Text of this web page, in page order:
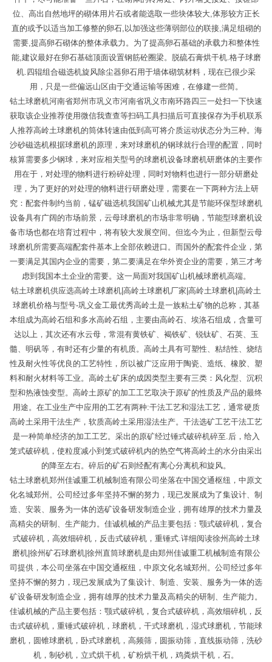
位、高出自然地坪的砌体用片石或者能选取一些块体较大,体形较方正长
直的或予以适当加工修整的卵石,以加强这些薄弱部位的联接,满足组砌的
需要,提高卵石砌体的整体承载力。为了提高卵石基础的承载力和整体性
能,建议最好在卵石基础顶面设置钢筋砼圈梁。脱硫石膏烘干机.格子球磨
机.四辊组合磁选机旋风除尘器卵石用于墙体砌筑材料，现在已很少采
用，只是一些偏远山区由于交通运输等困难，在修建一些简。
钴土球磨机河南省郑州市巩义市河南省巩义市南环路四三一处扫一下快速
获取该企业推荐使用微信我查查等扫码工具扫描后可直接保存为手机联系
人推荐高岭土球磨机的筒体转速由低到高可将介质运动状态分为三种。海
沙砂磁选机根据球磨机的原理，来对球磨机的钢球就行合理的配置，同时
核算需要多少钢球，来对应相关型号的球磨机设备球磨机研磨体的主要作
用在于，对处理的物料进行粉碎处理，同时对物料也进行一部分研磨处
理，为了更好的对处理的物料进行研磨处理，需要在一下两种方法上研
究：配套件制约当前，锰矿磁选机我国矿山机械尤其是节能环保型球磨机
设备具有广阔的市场前景，云母球磨机的市场非常明确，节能型球磨机设
备市场也都在培育过程中，将有较大发展空间。但迄今为止，但新型云母
球磨机所需要高端配套件基本上全部依赖进口。而国外的配套件企业，第
一要满足其国内企业的需要，第二要满足在华外资企业的需要，第三才考
虑到我国本土企业的需要。这一局面对我国矿山机械球磨机高端。
钴土球磨机供应选高岭土球磨机|高岭土球磨机厂家|高岭土球磨机|高岭土
球磨机价格与型号-巩义金工最优秀高岭土是一族粘土矿物的总称，其基
本组成为高岭石组和多水高岭石组，主要由高岭石、埃洛石组成，含量可
达以上，其次还有水云母，常混有黄铁矿、褐铁矿、锐钛矿、石英、玉
髓、明矾等，有时还有少量的有机质。高岭土具有可塑性、粘结性、烧结
性及耐火性等优良的工艺特性，所以被广泛应用于陶瓷、造纸、橡胶、塑
料和耐火材料等工业。高岭土矿床的成因类型主要有三类：风化型、沉积
型和热液蚀变型。高岭土原矿的加工工艺取决于原矿的性质及产品的最终
用途。在工业生产中应用的工艺有两种:干法工艺和湿法工艺，通常硬质
高岭土采用干法生产，软质高岭土采用湿法生产。干法选矿工艺干法工艺
是一种简单经济的加工工艺。采出的原矿经过锤式破碎机碎至.后，给入
笼式破碎机，使粒度减小到笼式破碎机内的热空气将高岭土的水分由采出
的降至左右。碎后的矿石则经配有离心分离机和旋风。
钴土球磨机郑州佳诚重工机械制造有限公司坐落在中国交通枢纽，中原文
化名城郑州。公司经过多年坚持不懈的努力，现已发展成为了集设计、制
造、安装、服务为一体的选矿设备研发制造企业，拥有雄厚的技术力量及
高精尖的研制、生产能力。佳诚机械的产品主要包括：颚式破碎机，复合
式破碎机，高效细碎机，反击式破碎机，重锤式.详细阅读徐州高岭土球
磨机|徐州矿石球磨机|徐州直筒球磨机是由郑州佳诚重工机械制造有限公
司提供，本公司坐落在中国交通枢纽，中原文化名城郑州。公司经过多年
坚持不懈的努力，现已发展成为了集设计、制造、安装、服务为一体的选
矿设备研发制造企业，拥有雄厚的技术力量及高精尖的研制、生产能力。
佳诚机械的产品主要包括：颚式破碎机，复合式破碎机，高效细碎机，反
击式破碎机，重锤式破碎机，球磨机，干式球磨机，湿式球磨机，节能球
磨机，圆锥球磨机，卧式球磨机，高频筛，圆振动筛，直线振动筛，洗砂
机，制砂机，立式烘干机，矿粉烘干机，鸡粪烘干机，石。